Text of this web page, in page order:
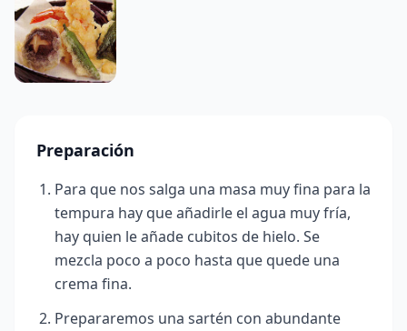
Preparación
Para que nos salga una masa muy fina para la
tempura hay que añadirle el agua muy fría,
hay quien le añade cubitos de hielo. Se
mezcla poco a poco hasta que quede una
crema fina.
Prepararemos una sartén con abundante